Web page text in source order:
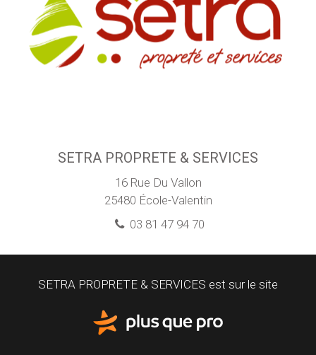
SETRA PROPRETE & SERVICES
16 Rue Du Vallon
25480 École-Valentin
03 81 47 94 70
SETRA PROPRETE & SERVICES est sur le site